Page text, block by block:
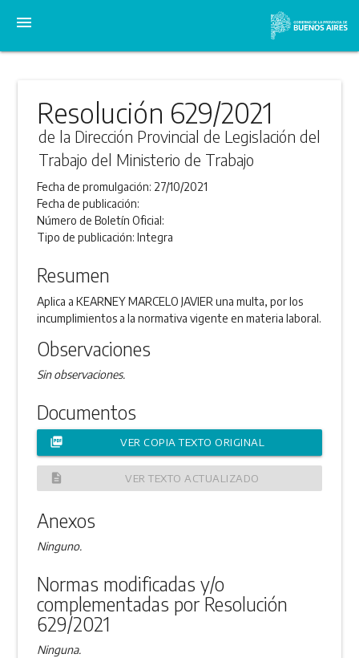
menu
Resolución 629/2021
de la Dirección Provincial de Legislación del
Trabajo del Ministerio de Trabajo
Fecha de promulgación: 27/10/2021
Fecha de publicación:
Número de Boletín Oficial:
Tipo de publicación:Integra
Resumen
Aplica a KEARNEY MARCELO JAVIER una multa, por los
incumplimientos a la normativa vigente en materia laboral.
Observaciones
Sin observaciones.
Documentos
picture_as_pdf VER COPIA TEXTO ORIGINAL
description VER TEXTO ACTUALIZADO
Anexos
Ninguno.
Normas modificadas y/o
complementadas por Resolución
629/2021
Ninguna.